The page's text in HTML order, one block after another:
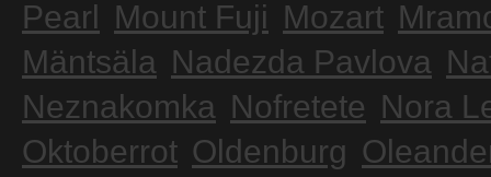
Pearl Mount Fuji Mozart
Mäntsäla Nadezda Pavlova
Neznakomka Nofretete Nora
Oktoberrot Oldenburg